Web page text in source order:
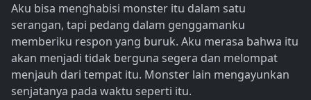
Aku bisa menghabisi monster itu dalam satu
serangan, tapi pedang dalam genggamanku
memberiku respon yang buruk. Aku merasa bahwa itu
akan menjadi tidak berguna segera dan melompat
menjauh dari tempat itu. Monster lain mengayunkan
senjatanya pada waktu seperti itu.